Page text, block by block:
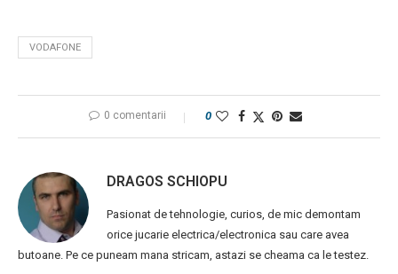
VODAFONE
0 comentarii 0
DRAGOS SCHIOPU
Pasionat de tehnologie, curios, de mic demontam
orice jucarie electrica/electronica sau care avea
butoane. Pe ce puneam mana stricam, astazi se cheama ca le testez.